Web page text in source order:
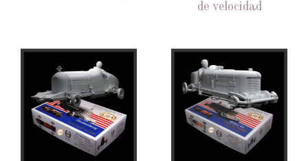
de velocidad